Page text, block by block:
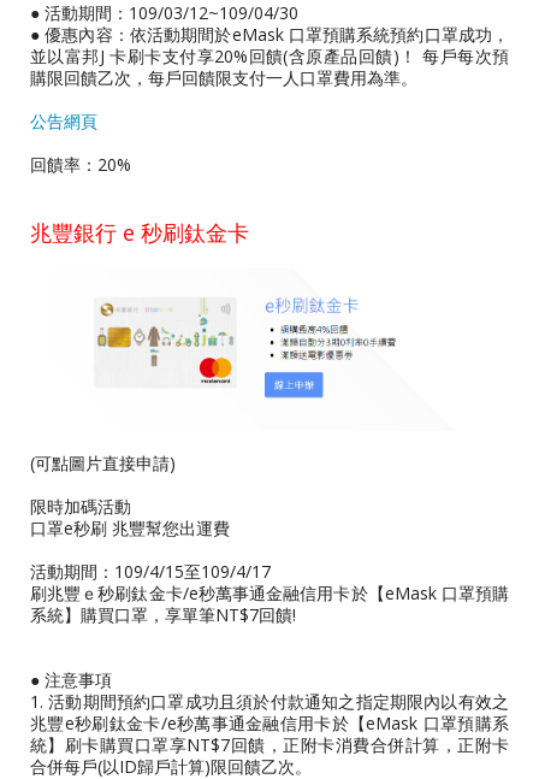
● 活動期間：109/03/12~109/04/30
● 優惠內容：依活動期間於eMask 口罩預購系統預約口罩成功，
並以富邦J 卡刷卡支付享20%回饋(含原產品回饋)！ 每戶每次預
購限回饋乙次，每戶回饋限支付一人口罩費用為準。
公告網頁
回饋率：20%
兆豐銀行 e 秒刷鈦金卡
(可點圖片直接申請)
限時加碼活動
口罩e秒刷 兆豐幫您出運費
活動期間：109/4/15至109/4/17
刷兆豐ｅ秒刷鈦金卡/e秒萬事通金融信用卡於【eMask 口罩預購
系統】購買口罩，享單筆NT$7回饋!
● 注意事項
1. 活動期間預約口罩成功且須於付款通知之指定期限內以有效之
兆豐e秒刷鈦金卡/e秒萬事通金融信用卡於【eMask 口罩預購系
統】刷卡購買口罩享NT$7回饋，正附卡消費合併計算，正附卡
合併每戶(以ID歸戶計算)限回饋乙次。